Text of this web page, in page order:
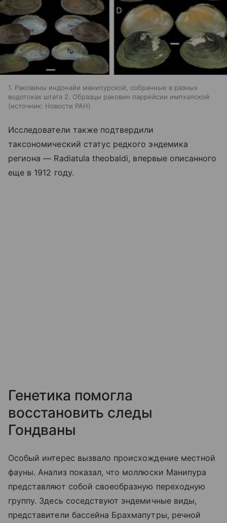
1. Раковины индонайи манипурской, собранные в разных
водотоках штата 2. Образцы раковин паррейсии импхалской
источник: Новости РАН
Исследователи также подтвердили
таксономический статус редкого эндемика
региона — Radiatula theobaldi, впервые описанного
еще в 1912 году.
Генетика помогла
восстановить следы
Гондваны
Особый интерес вызвало происхождение местной
фауны. Анализ показал, что моллюски Манипура
представляют собой своеобразную переходную
группу. Здесь соседствуют эндемичные виды,
представители бассейна Брахмапутры, речной